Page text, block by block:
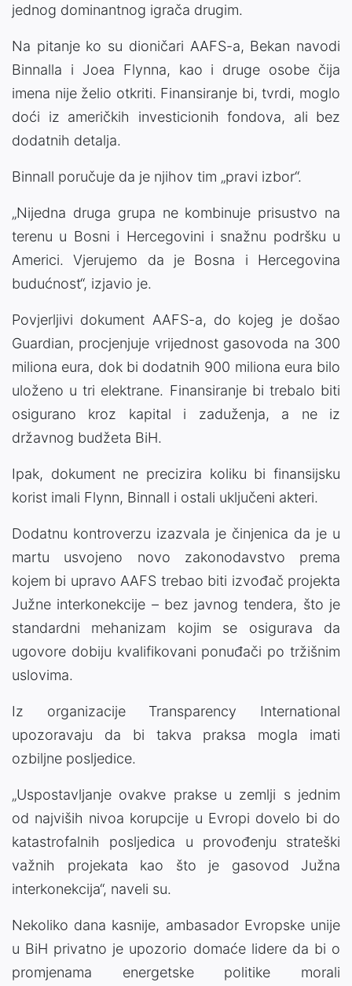
jednog dominantnog igrača drugim.
Na pitanje ko su dioničari AAFS-a, Bekan navodi
Binnalla i Joea Flynna, kao i druge osobe čija
imena nije želio otkriti. Finansiranje bi, tvrdi, moglo
doći iz američkih investicionih fondova, ali bez
dodatnih detalja.
Binnall poručuje da je njihov tim „pravi izbor“.
„Nijedna druga grupa ne kombinuje prisustvo na
terenu u Bosni i Hercegovini i snažnu podršku u
Americi. Vjerujemo da je Bosna i Hercegovina
budućnost“, izjavio je.
Povjerljivi dokument AAFS-a, do kojeg je došao
Guardian, procjenjuje vrijednost gasovoda na 300
miliona eura, dok bi dodatnih 900 miliona eura bilo
uloženo u tri elektrane. Finansiranje bi trebalo biti
osigurano kroz kapital i zaduženja, a ne iz
državnog budžeta BiH.
Ipak, dokument ne precizira koliku bi finansijsku
korist imali Flynn, Binnall i ostali uključeni akteri.
Dodatnu kontroverzu izazvala je činjenica da je u
martu usvojeno novo zakonodavstvo prema
kojem bi upravo AAFS trebao biti izvođač projekta
Južne interkonekcije – bez javnog tendera, što je
standardni mehanizam kojim se osigurava da
ugovore dobiju kvalifikovani ponuđači po tržišnim
uslovima.
Iz organizacije Transparency International
upozoravaju da bi takva praksa mogla imati
ozbiljne posljedice.
„Uspostavljanje ovakve prakse u zemlji s jednim
od najviših nivoa korupcije u Evropi dovelo bi do
katastrofalnih posljedica u provođenju strateški
važnih projekata kao što je gasovod Južna
interkonekcija“, naveli su.
Nekoliko dana kasnije, ambasador Evropske unije
u BiH privatno je upozorio domaće lidere da bi o
promjenama energetske politike morali